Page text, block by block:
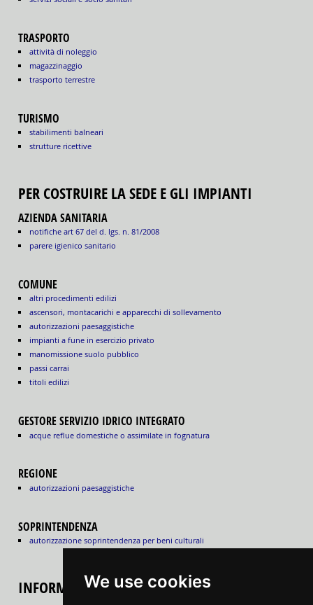
We use cookies
TRASPORTO
attività di noleggio
magazzinaggio
trasporto terrestre
TURISMO
stabilimenti balneari
strutture ricettive
PER COSTRUIRE LA SEDE E GLI IMPIANTI
AZIENDA SANITARIA
notifiche art 67 del d. lgs. n. 81/2008
parere igienico sanitario
COMUNE
altri procedimenti edilizi
ascensori, montacarichi e apparecchi di sollevamento
autorizzazioni paesaggistiche
impianti a fune in esercizio privato
manomissione suolo pubblico
passi carrai
titoli edilizi
GESTORE SERVIZIO IDRICO INTEGRATO
acque reflue domestiche o assimilate in fognatura
REGIONE
autorizzazioni paesaggistiche
SOPRINTENDENZA
autorizzazione soprintendenza per beni culturali
INFORMAZIONI